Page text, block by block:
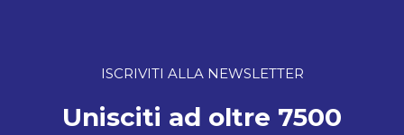
ISCRIVITI ALLA NEWSLETTER
Unisciti ad oltre 7500